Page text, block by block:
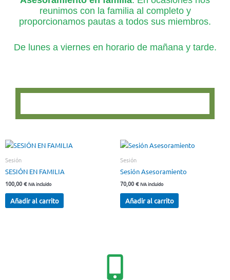
reunimos con la familia al completo y
proporcionamos pautas a todos sus miembros.
De lunes a viernes en horario de mañana y tarde.
Sesión
SESIÓN EN FAMILIA
100,00€ IVA incluido
Añadir al carrito
Sesión
Sesión Asesoramiento
70,00€ IVA incluido
Añadir al carrito